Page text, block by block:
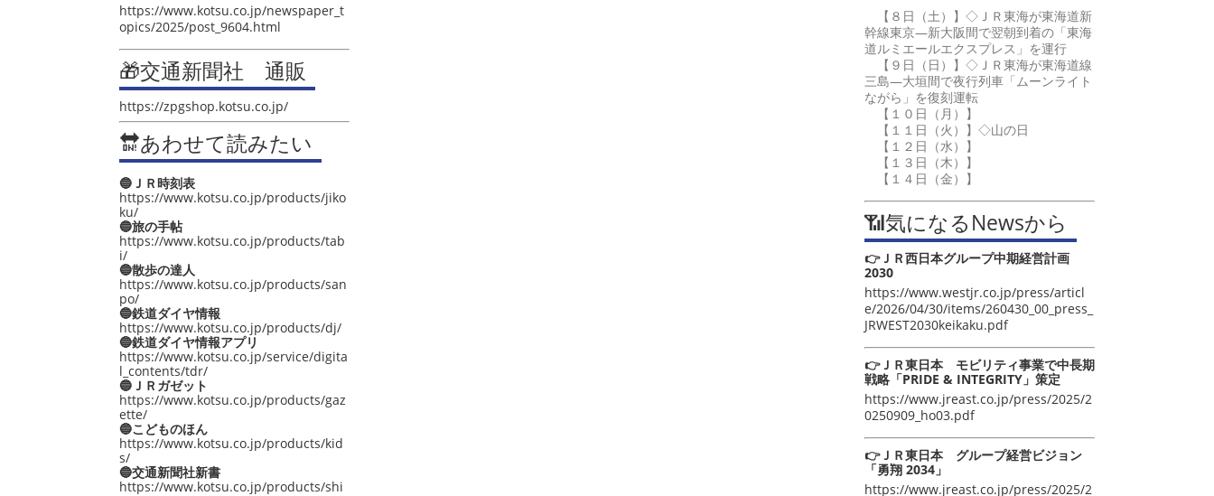
https://www.kotsu.co.jp/newspaper_t
opics/2025/post_9604.html
🎁交通新聞社 通販
https://zpgshop.kotsu.co.jp/
🔛あわせて読みたい
🔵ＪＲ時刻表
https://www.kotsu.co.jp/products/jiko
ku/
🔵旅の手帖
https://www.kotsu.co.jp/products/tab
i/
🔵散歩の達人
https://www.kotsu.co.jp/products/san
po/
🔵鉄道ダイヤ情報
https://www.kotsu.co.jp/products/dj/
🔵鉄道ダイヤ情報アプリ
https://www.kotsu.co.jp/service/digita
l_contents/tdr/
🔵ＪＲガゼット
https://www.kotsu.co.jp/products/gaz
ette/
🔵こどものほん
https://www.kotsu.co.jp/products/kid
s/
🔵交通新聞社新書
https://www.kotsu.co.jp/products/shi
【８日（土）】◇ＪＲ東海が東海道新
幹線東京―新大阪間で翌朝到着の「東海
道ルミエールエクスプレス」を運行
【９日（日）】◇ＪＲ東海が東海道線
三島―大垣間で夜行列車「ムーンライト
ながら」を復刻運転
【１０日（月）】
【１１日（火）】◇山の日
【１２日（水）】
【１３日（木）】
【１４日（金）】
📶気になるNewsから
👉ＪＲ西日本グループ中期経営計画
2030
https://www.westjr.co.jp/press/articl
e/2026/04/30/items/260430_00_press_
JRWEST2030keikaku.pdf
👉ＪＲ東日本 モビリティ事業で中長期
戦略「PRIDE & INTEGRITY」策定
https://www.jreast.co.jp/press/2025/2
0250909_ho03.pdf
👉ＪＲ東日本 グループ経営ビジョン
「勇翔 2034」
https://www.jreast.co.jp/press/2025/2